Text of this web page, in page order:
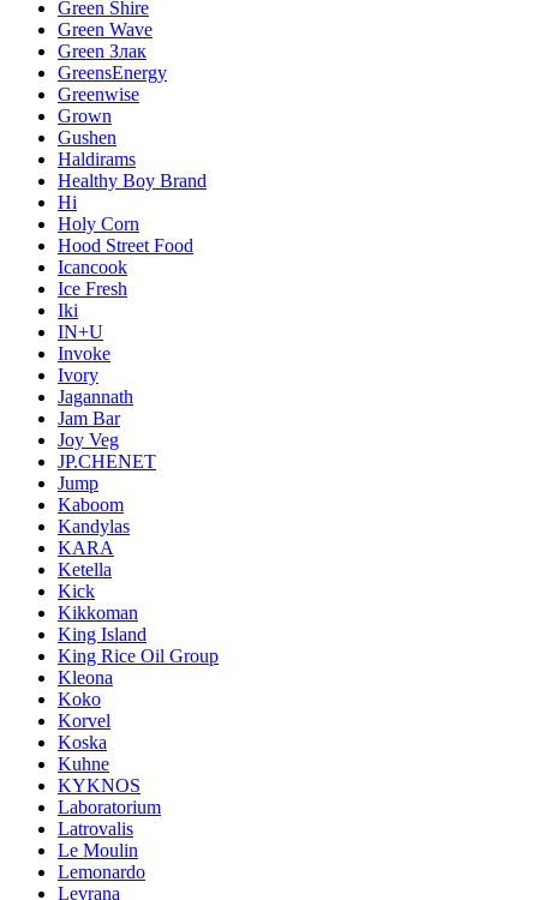
Green Shire
Green Wave
Green Злак
GreensEnergy
Greenwise
Grown
Gushen
Haldirams
Healthy Boy Brand
Hi
Holy Corn
Hood Street Food
Icancook
Ice Fresh
Iki
IN+U
Invoke
Ivory
Jagannath
Jam Bar
Joy Veg
JP.CHENET
Jump
Kaboom
Kandylas
KARA
Ketella
Kick
Kikkoman
King Island
King Rice Oil Group
Kleona
Koko
Korvel
Koska
Kuhne
KYKNOS
Laboratorium
Latrovalis
Le Moulin
Lemonardo
Levrana